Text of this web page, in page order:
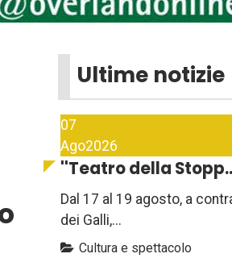
Ultime notizie
07
Ago2026
''Teatro della
Dal 17 al 19 agosto, a
dei Galli,...
Cultura e spettacolo